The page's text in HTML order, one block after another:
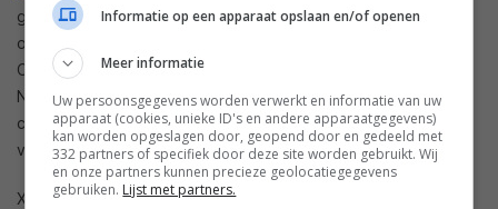
garanderen op de meest uiteenlopende apparaten,
ondersteunen we tot 1080p en met 60 fps, net als Xbox
Cloud Gaming (bèta) op pc’s, telefoons en tablets.”
Nieuwsgierig welke games allemaal beschikbaarheid zijn voor
cloudgaming? Bekijk danhierde bibliotheek en kies bij Filters
voor Cloud-delivery.
Xbox Game Pass Ultimate is een abonnementsvorm binnen
Informatie op een apparaat opslaan en/of openen
Meer informatie
Uw persoonsgegevens worden verwerkt en informatie van uw
apparaat (cookies, unieke ID's en andere apparaatgegevens)
kan worden opgeslagen door, geopend door en gedeeld met
332 partners of specifiek door deze site worden gebruikt. Wij
en onze partners kunnen precieze geolocatiegegevens
gebruiken. Lijst met partners.